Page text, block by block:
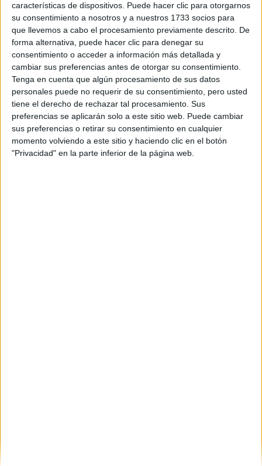
características de dispositivos. Puede hacer clic para otorgarnos
su consentimiento a nosotros y a nuestros 1733 socios para
que llevemos a cabo el procesamiento previamente descrito. De
forma alternativa, puede hacer clic para denegar su
consentimiento o acceder a información más detallada y
cambiar sus preferencias antes de otorgar su consentimiento.
Tenga en cuenta que algún procesamiento de sus datos
personales puede no requerir de su consentimiento, pero usted
tiene el derecho de rechazar tal procesamiento. Sus
preferencias se aplicarán solo a este sitio web. Puede cambiar
sus preferencias o retirar su consentimiento en cualquier
momento volviendo a este sitio y haciendo clic en el botón
"Privacidad" en la parte inferior de la página web.
¿En qué año terminas (o terminaste) bachillerato o FP?
Soy estudiante de:*
Términos y Condiciones de Uso
Aceptolos Términos y Condicionesde uso*